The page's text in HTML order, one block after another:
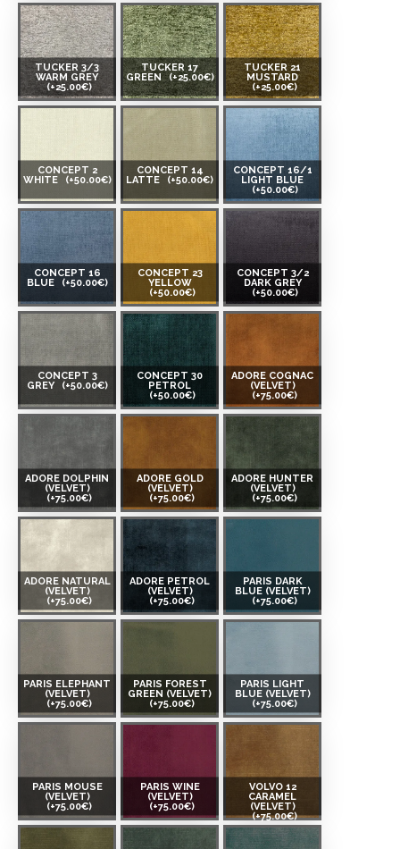
TUCKER 3/3
WARM GREY
(+25.00€)
TUCKER 17
GREEN (+25.00€)
TUCKER 21
MUSTARD
(+25.00€)
CONCEPT 2
WHITE
(+50.00€)
CONCEPT 14
LATTE
(+50.00€)
CONCEPT 16/1
LIGHT BLUE
(+50.00€)
CONCEPT 16
BLUE
(+50.00€)
CONCEPT 23
YELLOW
(+50.00€)
CONCEPT 3/2
DARK GREY
(+50.00€)
CONCEPT 3
GREY
(+50.00€)
CONCEPT 30
PETROL
(+50.00€)
ADORE COGNAC
(VELVET)
(+75.00€)
ADORE DOLPHIN
(VELVET)
(+75.00€)
ADORE GOLD
(VELVET)
(+75.00€)
ADORE HUNTER
(VELVET)
(+75.00€)
ADORE NATURAL
(VELVET)
(+75.00€)
ADORE PETROL
(VELVET)
(+75.00€)
PARIS DARK
BLUE (VELVET)
(+75.00€)
PARIS ELEPHANT
(VELVET)
(+75.00€)
PARIS FOREST
GREEN (VELVET)
(+75.00€)
PARIS LIGHT
BLUE (VELVET)
(+75.00€)
PARIS MOUSE
(VELVET)
(+75.00€)
PARIS WINE
(VELVET)
(+75.00€)
VOLVO 12
CARAMEL
(VELVET)
(+75.00€)